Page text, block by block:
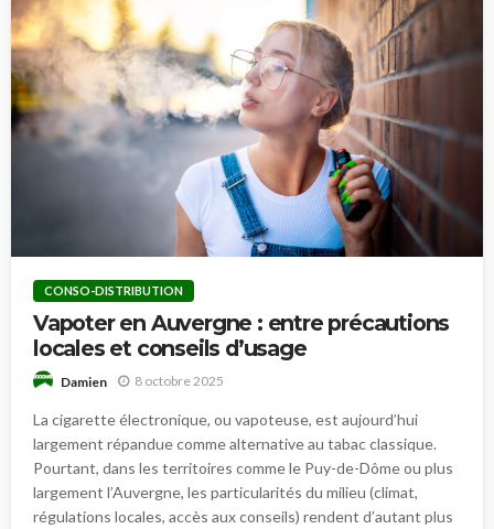
CONSO-DISTRIBUTION
Vapoter en Auvergne : entre précautions
locales et conseils d’usage
Damien 8 octobre 2025
La cigarette électronique, ou vapoteuse, est aujourd’hui
largement répandue comme alternative au tabac classique.
Pourtant, dans les territoires comme le Puy-de-Dôme ou plus
largement l’Auvergne, les particularités du milieu (climat,
régulations locales, accès aux conseils) rendent d’autant plus